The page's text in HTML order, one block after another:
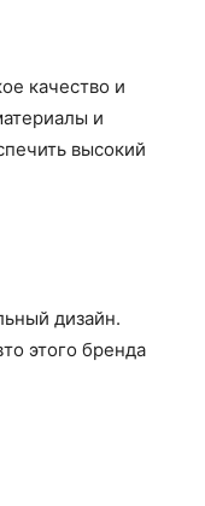
качество и
и
высокий
дизайн.
этого бренда